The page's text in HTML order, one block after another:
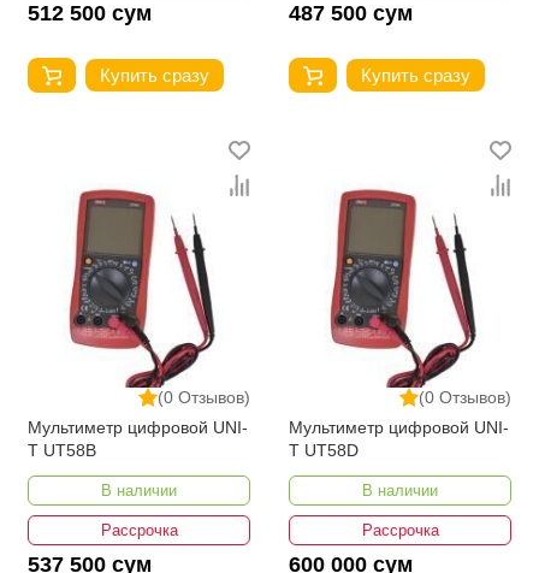
512 500 сум
Купить сразу
487 500 сум
Купить сразу
(0 Отзывов)
Мультиметр цифровой UNI-
T UT58B
В наличии
Рассрочка
537 500 сум
(0 Отзывов)
Мультиметр цифровой UNI-
T UT58D
В наличии
Рассрочка
600 000 сум